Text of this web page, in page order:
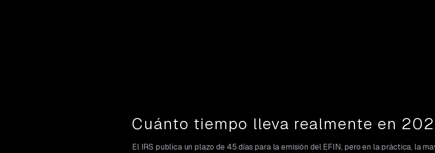
Cuánto tiempo lleva realmente en
El IRS publica un plazo de 45 días para la emisión del EFIN, pero en la práctica, la